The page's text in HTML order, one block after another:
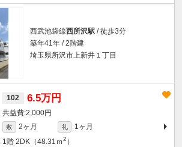
西武池袋線西所沢駅 / 徒歩3分
築年41年 / 2階建
埼玉県所沢市上新井１丁目
102 6.5万円
2,000円
敷 2ヶ月 礼
1ヶ月
1階 2DK（48.31ｍ2 ）